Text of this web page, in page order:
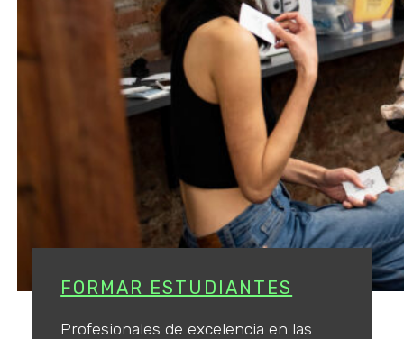
FORMAR ESTUDIANTES
Profesionales de excelencia en las